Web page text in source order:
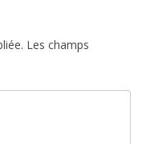
Les champs